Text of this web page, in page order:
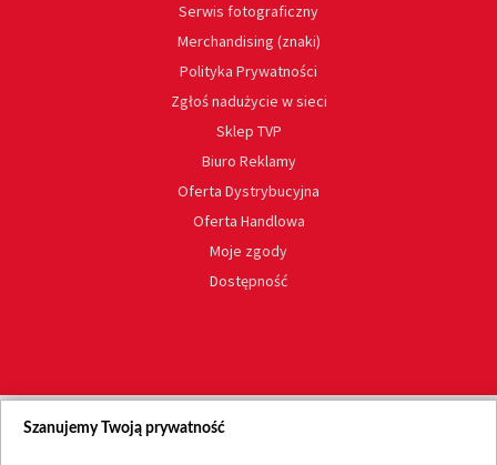
Serwis fotograficzny
Merchandising (znaki)
Polityka Prywatności
Zgłoś nadużycie w sieci
Sklep TVP
Biuro Reklamy
Oferta Dystrybucyjna
Oferta Handlowa
Moje zgody
Dostępność
Szanujemy Twoją prywatność